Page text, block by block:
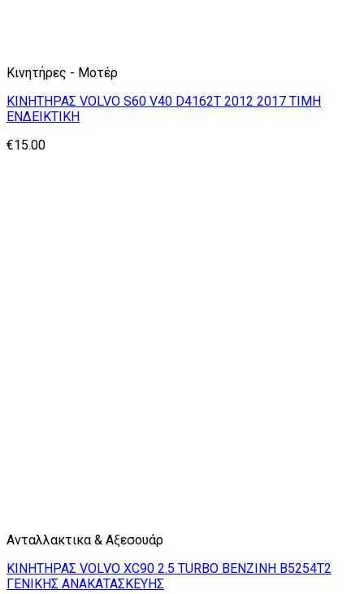
Κινητήρες - Μοτέρ
ΚΙΝΗΤΗΡΑΣ VOLVO S60 V40 D4162T 2012 2017 ΤΙΜΗ
ΕΝΔΕΙΚΤΙΚΗ
€15.00
Ανταλλακτικα & Αξεσουάρ
ΚΙΝΗΤΗΡΑΣ VOLVO XC90 2.5 TURBO ΒΕΝΖΙΝΗ B5254T2
ΓΕΝΙΚΗΣ ΑΝΑΚΑΤΑΣΚΕΥΗΣ